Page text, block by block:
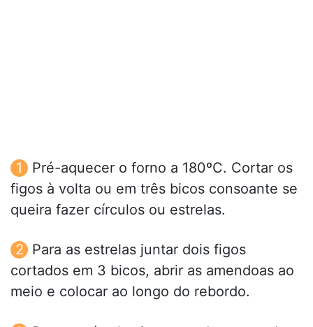
Pré-aquecer o forno a 180ºC. Cortar os
figos à volta ou em três bicos consoante se
queira fazer círculos ou estrelas.
Para as estrelas juntar dois figos
cortados em 3 bicos, abrir as amendoas ao
meio e colocar ao longo do rebordo.